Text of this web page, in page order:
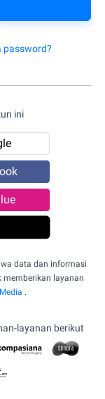
password?
ini
data dan informasi
memberikan layanan
.
layanan berikut